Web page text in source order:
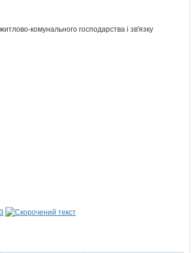
комунального господарства і зв'язку